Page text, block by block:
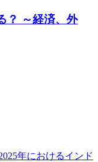
？ ～経済、外
年におけるインド